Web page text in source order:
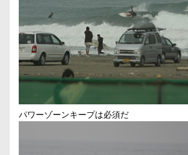
パワーゾーンキープは必須だ